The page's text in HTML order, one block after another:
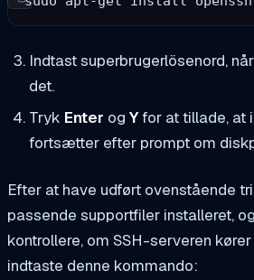
Indtast superbrugerlösenord,
det.
Tryk Enter og Yfor at tillade, at
fortsætter efter prompt om
Efter at have udført ovenstående
passende supportfiler installeret,
kontrollere, om SSH-serveren
indtaste denne kommando: